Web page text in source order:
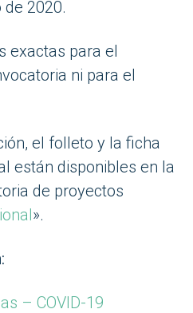
2020.
exactas para el
ni para el
el folleto y la ficha
están disponibles en la
de proyectos
».
– COVID-19